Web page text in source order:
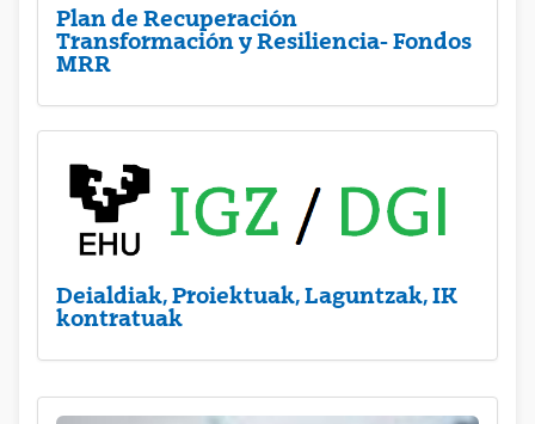
Plan de Recuperación
Transformación y Resiliencia- Fondos
MRR
Deialdiak, Proiektuak, Laguntzak, IK
kontratuak